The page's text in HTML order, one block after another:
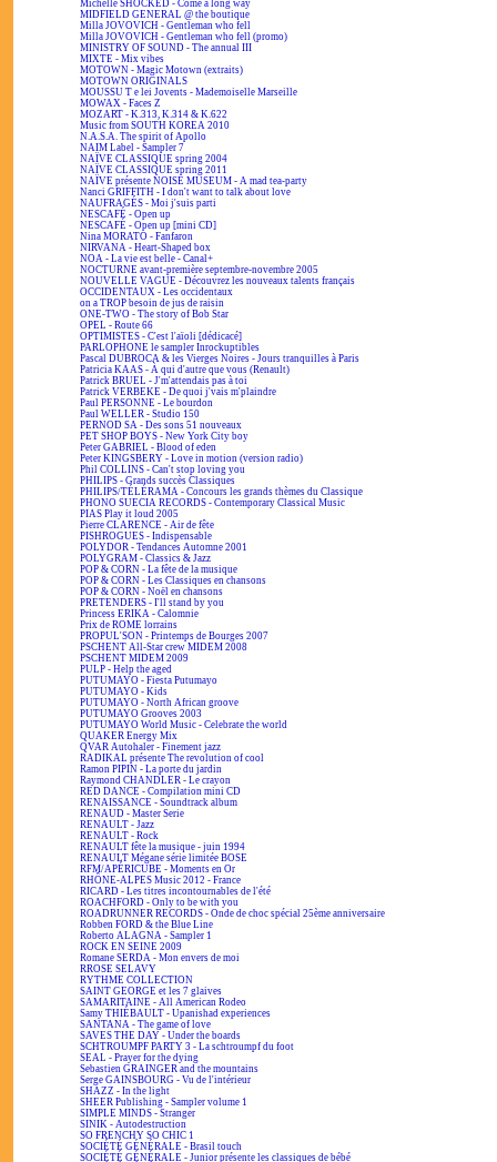
Michelle SHOCKED - Come a long way
MIDFIELD GENERAL @ the boutique
Milla JOVOVICH - Gentleman who fell
Milla JOVOVICH - Gentleman who fell (promo)
MINISTRY OF SOUND - The annual III
MIXTE - Mix vibes
MOTOWN - Magic Motown (extraits)
MOTOWN ORIGINALS
MOUSSU T e lei Jovents - Mademoiselle Marseille
MOWAX - Faces Z
MOZART - K.313, K.314 & K.622
Music from SOUTH KOREA 2010
N.A.S.A. The spirit of Apollo
NAIM Label - Sampler 7
NAÏVE CLASSIQUE spring 2004
NAÏVE CLASSIQUE spring 2011
NAÏVE présente NOISE MUSEUM - A mad tea-party
Nanci GRIFFITH - I don't want to talk about love
NAUFRAGÉS - Moi j'suis parti
NESCAFÉ - Open up
NESCAFÉ - Open up [mini CD]
Nina MORATO - Fanfaron
NIRVANA - Heart-Shaped box
NOA - La vie est belle - Canal+
NOCTURNE avant-première septembre-novembre 2005
NOUVELLE VAGUE - Découvrez les nouveaux talents français
OCCIDENTAUX - Les occidentaux
on a TROP besoin de jus de raisin
ONE-TWO - The story of Bob Star
OPEL - Route 66
OPTIMISTES - C'est l'aïoli [dédicacé]
PARLOPHONE le sampler Inrockuptibles
Pascal DUBROCA & les Vierges Noires - Jours tranquilles à Paris
Patricia KAAS - À qui d'autre que vous (Renault)
Patrick BRUEL - J'm'attendais pas à toi
Patrick VERBEKE - De quoi j'vais m'plaindre
Paul PERSONNE - Le bourdon
Paul WELLER - Studio 150
PERNOD SA - Des sons 51 nouveaux
PET SHOP BOYS - New York City boy
Peter GABRIEL - Blood of eden
Peter KINGSBERY - Love in motion (version radio)
Phil COLLINS - Can't stop loving you
PHILIPS - Grands succès Classiques
PHILIPS/TÉLÉRAMA - Concours les grands thèmes du Classique
PHONO SUECIA RECORDS - Contemporary Classical Music
PIAS Play it loud 2005
Pierre CLARENCE - Air de fête
PISHROGUES - Indispensable
POLYDOR - Tendances Automne 2001
POLYGRAM - Classics & Jazz
POP & CORN - La fête de la musique
POP & CORN - Les Classiques en chansons
POP & CORN - Noël en chansons
PRETENDERS - I'll stand by you
Princess ERIKA - Calomnie
Prix de ROME lorrains
PROPUL'SON - Printemps de Bourges 2007
PSCHENT All-Star crew MIDEM 2008
PSCHENT MIDEM 2009
PULP - Help the aged
PUTUMAYO - Fiesta Putumayo
PUTUMAYO - Kids
PUTUMAYO - North African groove
PUTUMAYO Grooves 2003
PUTUMAYO World Music - Celebrate the world
QUAKER Energy Mix
QVAR Autohaler - Finement jazz
RADIKAL présente The revolution of cool
Ramon PIPIN - La porte du jardin
Raymond CHANDLER - Le crayon
RED DANCE - Compilation mini CD
RENAISSANCE - Soundtrack album
RENAUD - Master Serie
RENAULT - Jazz
RENAULT - Rock
RENAULT fête la musique - juin 1994
RENAULT Mégane série limitée BOSE
RFM/APÉRICUBE - Moments en Or
RHÔNE-ALPES Music 2012 - France
RICARD - Les titres incontournables de l'été
ROACHFORD - Only to be with you
ROADRUNNER RECORDS - Onde de choc spécial 25ème anniversaire
Robben FORD & the Blue Line
Roberto ALAGNA - Sampler 1
ROCK EN SEINE 2009
Romane SERDA - Mon envers de moi
RROSE SELAVY
RYTHME COLLECTION
SAINT GEORGE et les 7 glaives
SAMARITAINE - All American Rodeo
Samy THIÉBAULT - Upanishad experiences
SANTANA - The game of love
SAVES THE DAY - Under the boards
SCHTROUMPF PARTY 3 - La schtroumpf du foot
SEAL - Prayer for the dying
Sebastien GRAINGER and the mountains
Serge GAINSBOURG - Vu de l'intérieur
SHAZZ - In the light
SHEER Publishing - Sampler volume 1
SIMPLE MINDS - Stranger
SINIK - Autodestruction
SO FRENCHY SO CHIC 1
SOCIÉTÉ GÉNÉRALE - Brasil touch
SOCIÉTÉ GÉNÉRALE - Junior présente les classiques de bébé